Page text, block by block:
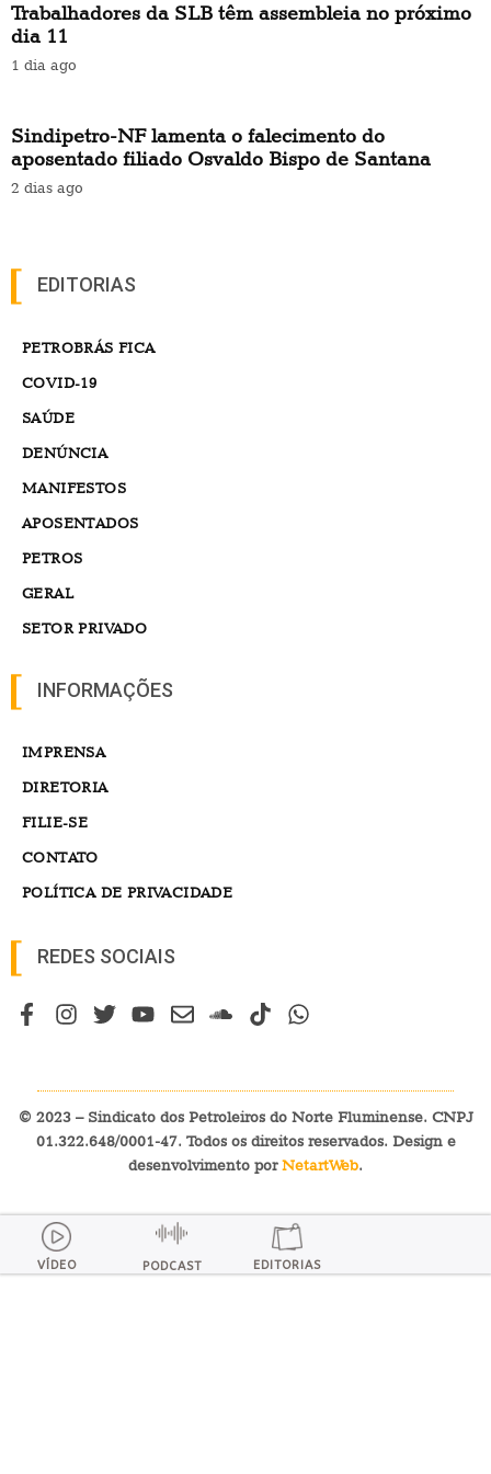
Trabalhadores da SLB têm assembleia no próximo
dia 11
1 dia ago
Sindipetro-NF lamenta o falecimento do
aposentado filiado Osvaldo Bispo de Santana
2 dias ago
EDITORIAS
PETROBRÁS FICA
COVID-19
SAÚDE
DENÚNCIA
MANIFESTOS
APOSENTADOS
PETROS
GERAL
SETOR PRIVADO
INFORMAÇÕES
IMPRENSA
DIRETORIA
FILIE-SE
CONTATO
POLÍTICA DE PRIVACIDADE
REDES SOCIAIS
© 2023 – Sindicato dos Petroleiros do Norte Fluminense. CNPJ
01.322.648/0001-47. Todos os direitos reservados. Design e
desenvolvimento porNetartWeb.
VÍDEO PODCAST EDITORIAS